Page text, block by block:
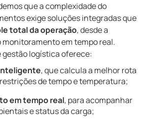
que a complexidade do
exige soluções integradas que
total da operação, desde a
em tempo real.
gestão logística oferece:
, que calcula a melhor rota
de tempo e temperatura;
em tempo real, para acompanhar
e status da carga;